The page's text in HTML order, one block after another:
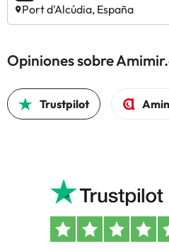
Port d'Alcúdia, España
Opiniones sobre
Trustpilot